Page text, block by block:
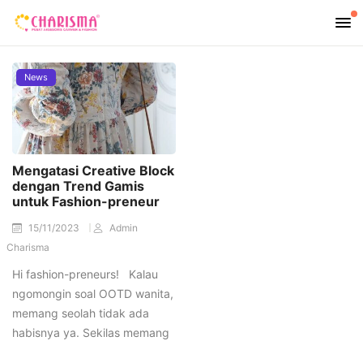
News
Mengatasi Creative Block
dengan Trend Gamis
untuk Fashion-preneur
15/11/2023
Admin
Charisma
Hi fashion-preneurs! Kalau
ngomongin soal OOTD wanita,
memang seolah tidak ada
habisnya ya. Sekilas memang